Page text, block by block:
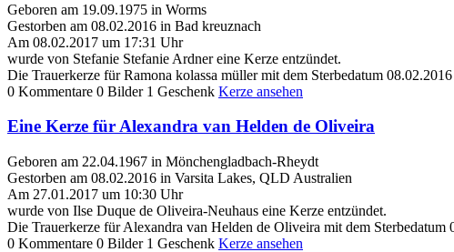
Geboren am 19.09.1975 in Worms
Gestorben am 08.02.2016 in Bad kreuznach
Am 08.02.2017 um 17:31 Uhr
wurde von Stefanie Stefanie Ardner eine Kerze entzündet.
Die Trauerkerze für Ramona kolassa müller mit dem Sterbedatum
0 Kommentare 0 Bilder 1 Geschenk Kerze ansehen
Eine Kerze für Alexandra van Helden de Oliveira
Geboren am 22.04.1967 in Mönchengladbach-Rheydt
Gestorben am 08.02.2016 in Varsita Lakes, QLD Australien
Am 27.01.2017 um 10:30 Uhr
wurde von Ilse Duque de Oliveira-Neuhaus eine Kerze entzündet.
Die Trauerkerze für Alexandra van Helden de Oliveira mit dem
0 Kommentare 0 Bilder 1 Geschenk Kerze ansehen